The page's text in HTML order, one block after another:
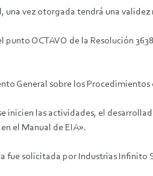
vez otorgada tendrá una
punto OCTAVO de la Resolución
General sobre los Procedimientos
inicien las actividades, el
el Manual de EIA».
fue solicitada por Industrias Infinito